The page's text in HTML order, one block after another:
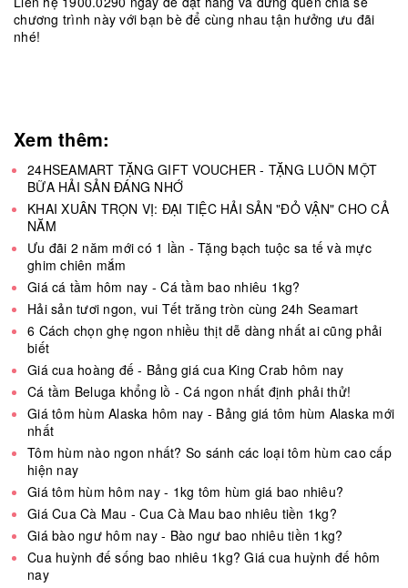
chương trình này với bạn bè để cùng nhau tận hưởng ưu đãi
nhé!
Xem thêm:
24HSEAMART TẶNG GIFT VOUCHER - TẶNG LUÔN MỘT
BỮA HẢI SẢN ĐÁNG NHỚ
KHAI XUÂN TRỌN VỊ: ĐẠI TIỆC HẢI SẢN "ĐỎ VẬN" CHO CẢ
NĂM
Ưu đãi 2 năm mới có 1 lần - Tặng bạch tuộc sa tế và mực
ghim chiên mắm
Giá cá tầm hôm nay - Cá tầm bao nhiêu 1kg?
Hải sản tươi ngon, vui Tết trăng tròn cùng 24h Seamart
6 Cách chọn ghẹ ngon nhiều thịt dễ dàng nhất ai cũng phải
biết
Giá cua hoàng đế - Bảng giá cua King Crab hôm nay
Cá tầm Beluga khổng lồ - Cá ngon nhất định phải thử!
Giá tôm hùm Alaska hôm nay - Bảng giá tôm hùm Alaska mới
nhất
Tôm hùm nào ngon nhất? So sánh các loại tôm hùm cao cấp
hiện nay
Giá tôm hùm hôm nay - 1kg tôm hùm giá bao nhiêu?
Giá Cua Cà Mau - Cua Cà Mau bao nhiêu tiền 1kg?
Giá bào ngư hôm nay - Bào ngư bao nhiêu tiền 1kg?
Cua huỳnh đế sống bao nhiêu 1kg? Giá cua huỳnh đế hôm
nay